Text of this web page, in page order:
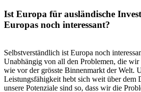
Ist Europa für ausländische
Europas noch interessant?
Selbstverständlich ist Europa noch
Unabhängig von all den Problemen, die wir
wie vor der grösste Binnenmarkt der Welt.
Leistungsfähigkeit hebt sich weit über dem
unsere Potenziale sind so, dass wir die